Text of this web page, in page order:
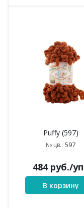
Puffy (597)
№ цв.: 597
484руб./уп
В корзину